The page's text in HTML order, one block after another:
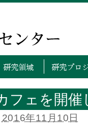
ページ センタ
フェを開催
2016年11月10日